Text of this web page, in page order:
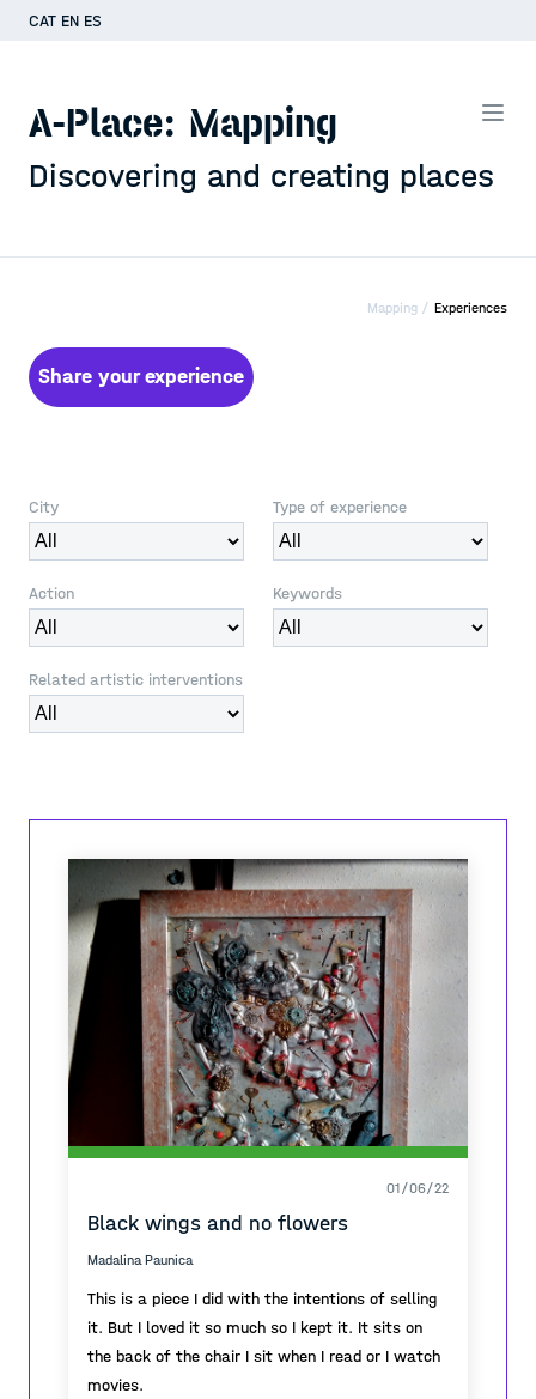
CAT EN ES
A-Place: Mapping
Discovering and creating places
Mapping / Experiences
Share your experience
City Type of experience
Action Keywords
Related artistic interventions
01/06/22
Black wings and no flowers
Madalina Paunica
This is a piece I did with the intentions of selling
it. But I loved it so much so I kept it. It sits on
the back of the chair I sit when I read or I watch
movies.